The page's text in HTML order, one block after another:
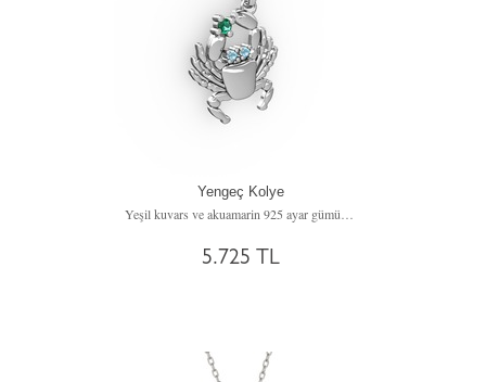
Yengeç Kolye
5.725 TL